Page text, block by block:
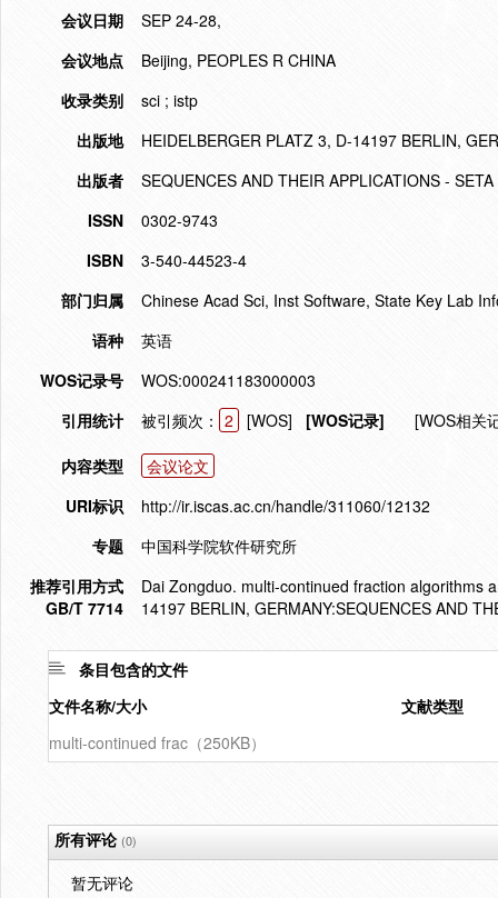
会议日期
SEP 24-28,
会议地点
Beijing, PEOPLES R CHINA
收录类别
sci ; istp
出版地
HEIDELBERGER PLATZ 3, D-14197 BERLIN,
出版者
SEQUENCES AND THEIR APPLICATIONS -
ISSN
0302-9743
ISBN
3-540-44523-4
部门归属
Chinese Acad Sci, Inst Software, State Key Lab
语种
英语
WOS记录号
WOS:000241183000003
引用统计
被引频次： 2 [WOS] [WOS记录] [WOS相关
内容类型
会议论文
URI标识
http://ir.iscas.ac.cn/handle/311060/12132
专题
中国科学院软件研究所
推荐引用方式
GB/T 7714
Dai Zongduo. multi-continued fraction algorithms
14197 BERLIN, GERMANY:SEQUENCES AND
条目包含的文件
文件名称/大小
文献类型
multi-continued frac（250KB）
所有评论(0)
暂无评论